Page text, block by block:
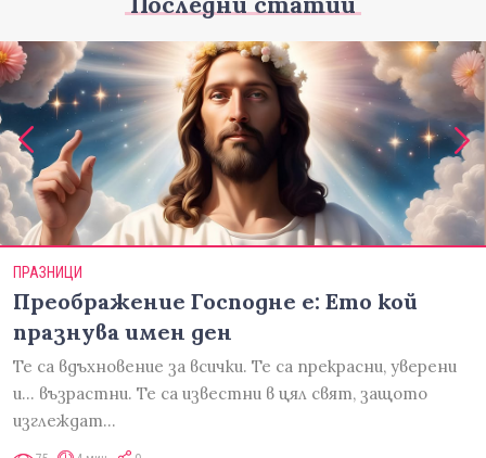
ПРАЗНИЦИ
Преображение Господне е: Ето кой
празнува имен ден
Те са вдъхновение за всички. Те са прекрасни, уверени
и... възрастни. Те са известни в цял свят, защото
изглеждат…